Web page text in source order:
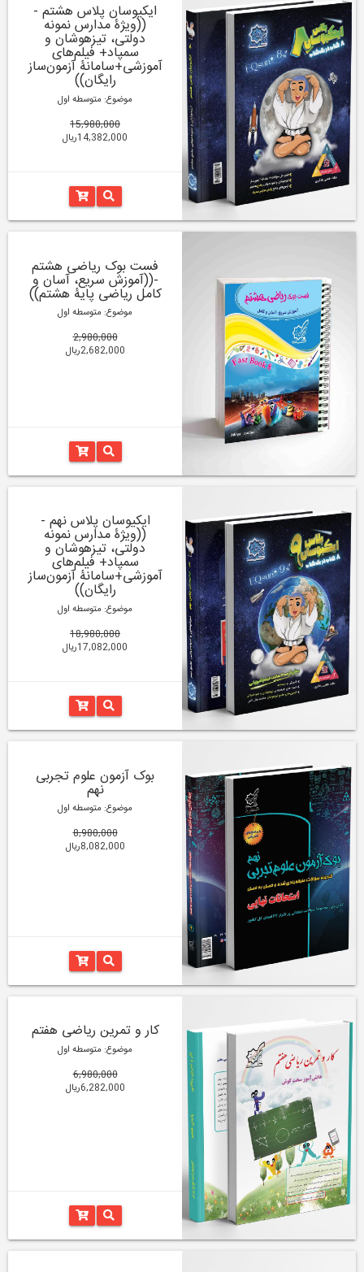
ایکیوسان پلاس هشتم -
((ویژۀ مدارس نمونه
دولتی، تیزهوشان و
سمپاد+ فیلم‌های
آموزشی+سامانۀ آزمون‌ساز
رایگان))
موضوع: متوسطه اول
15,980,000
14,382,000ریال
فست بوک ریاضی هشتم
-((آموزش سریع، آسان و
کامل ریاضی پایۀ هشتم))
موضوع: متوسطه اول
2,980,000
2,682,000ریال
ایکیوسان پلاس نهم -
((ویژۀ مدارس نمونه
دولتی، تیزهوشان و
سمپاد+ فیلم‌های
آموزشی+سامانۀ آزمون‌ساز
رایگان))
موضوع: متوسطه اول
18,980,000
17,082,000ریال
بوک آزمون علوم تجربی
نهم
موضوع: متوسطه اول
8,980,000
8,082,000ریال
کار و تمرین ریاضی هفتم
موضوع: متوسطه اول
6,980,000
6,282,000ریال